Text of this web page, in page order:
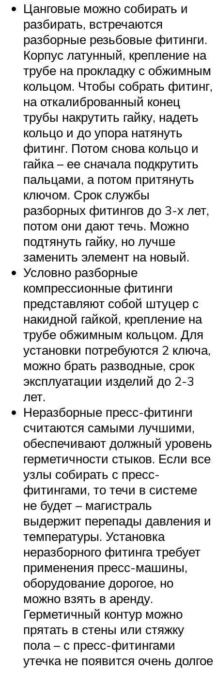
Цанговые можно собирать и
разбирать, встречаются
разборные резьбовые фитинги.
Корпус латунный, крепление на
трубе на прокладку с обжимным
кольцом. Чтобы собрать фитинг,
на откалиброванный конец
трубы накрутить гайку, надеть
кольцо и до упора натянуть
фитинг. Потом снова кольцо и
гайка – ее сначала подкрутить
пальцами, а потом притянуть
ключом. Срок службы
разборных фитингов до 3-х лет,
потом они дают течь. Можно
подтянуть гайку, но лучше
заменить элемент на новый.
Условно разборные
компрессионные фитинги
представляют собой штуцер с
накидной гайкой, крепление на
трубе обжимным кольцом. Для
установки потребуются 2 ключа,
можно брать разводные, срок
эксплуатации изделий до 2-3
лет.
Неразборные пресс-фитинги
считаются самыми лучшими,
обеспечивают должный уровень
герметичности стыков. Если все
узлы собирать с пресс-
фитингами, то течи в системе
не будет – магистраль
выдержит перепады давления и
температуры. Установка
неразборного фитинга требует
применения пресс-машины,
оборудование дорогое, но
можно взять в аренду.
Герметичный контур можно
прятать в стены или стяжку
пола – с пресс-фитингами
утечка не появится очень долгое